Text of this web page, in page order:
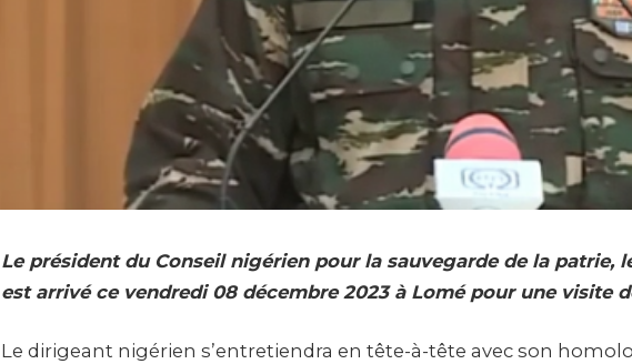
Le président du Conseil nigérien pour la sauvegarde de la patrie,
est arrivé ce vendredi 08 décembre 2023 à Lomé pour une visite
Le dirigeant nigérien s’entretiendra en tête-à-tête avec son